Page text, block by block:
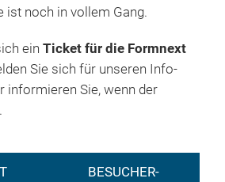
ist noch in vollem Gang.
ein Ticket für die Formnext
Sie sich für unseren Info-
informieren Sie, wenn der
BESUCHER-